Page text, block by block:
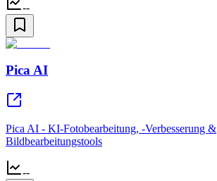
--
Pica AI
Pica AI - KI-Fotobearbeitung, -Verbesserung &
Bildbearbeitungstools
--